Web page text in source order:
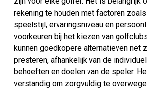
rekening te houden met factoren zoals
speelstijl, ervaringsniveau en
voorkeuren bij het kiezen van
kunnen goedkopere alternatieven net
presteren, afhankelijk van de
behoeften en doelen van de speler.
verstandig om zorgvuldig te